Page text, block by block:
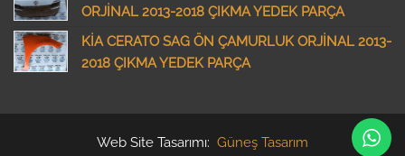
ORJİNAL 2013-2018 ÇIKMA YEDEK PARÇA
KİA CERATO SAG ÖN ÇAMURLUK ORJİNAL 2013-
2018 ÇIKMA YEDEK PARÇA
Web Site Tasarımı: Güneş Tasarım